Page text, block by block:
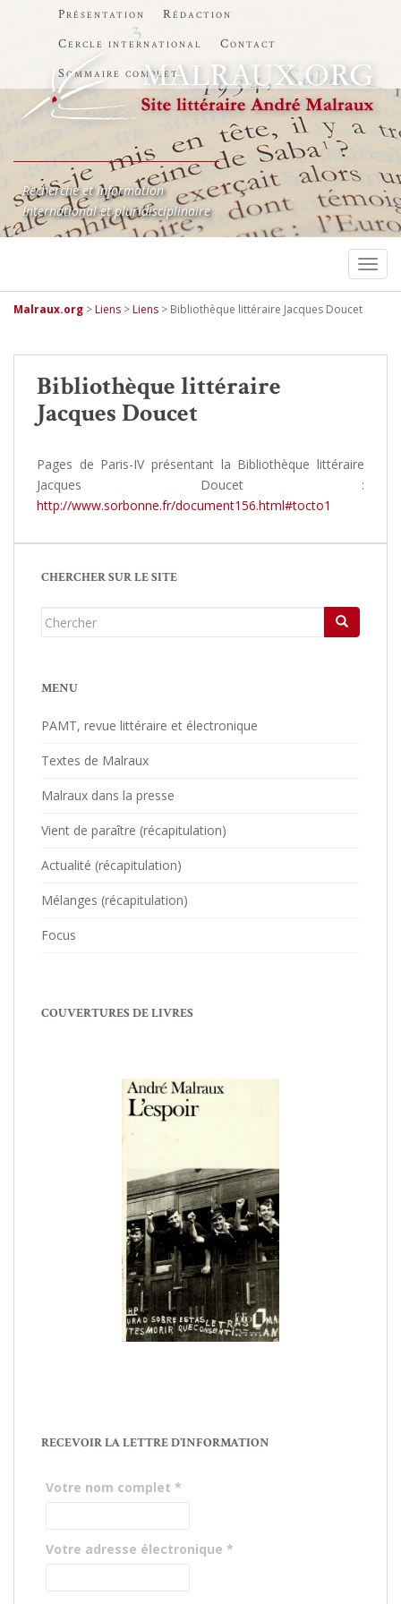
Présentation
Rédaction
Cercle international
Contact
Sommaire complet
Recherche et information
International et pluridisciplinaire
Malraux.org >Liens >Liens > Bibliothèque littéraire Jacques Doucet
Bibliothèque littéraire
Jacques Doucet
Pages de Paris-IV présentant la Bibliothèque littéraire
Jacques Doucet :
http://www.sorbonne.fr/document156.html#tocto1
CHERCHER SUR LE SITE
Chercher...
MENU
PAMT, revue littéraire et électronique
Textes de Malraux
Malraux dans la presse
Vient de paraître (récapitulation)
Actualité (récapitulation)
Mélanges (récapitulation)
Focus
COUVERTURES DE LIVRES
RECEVOIR LA LETTRE D’INFORMATION
Votre nom complet *
Votre adresse électronique *